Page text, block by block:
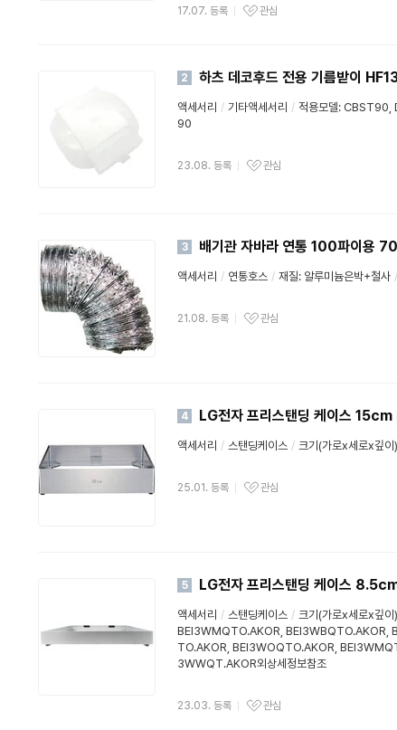
17.07. 등록 관심
2 하츠 데코후드 전용 기름받이
액세서리 / 기타액세서리 / 적용모델:
90
23.08. 등록 관심
3 배기관 자바라 연통 100파이용
액세서리 / 연통호스 / 재질: 알루미늄은박+철사 /
21.08. 등록 관심
4 LG전자 프리스탠딩 케이스
액세서리 / 스탠딩케이스 / 크기(가로x세로x깊
25.01. 등록 관심
5 LG전자 프리스탠딩 케이스
액세서리 / 스탠딩케이스 / 크기(가로x세로x깊
BEI3WMQTO.AKOR, BEI3WBQTO.AKOR,
TO.AKOR, BEI3WOQTO.AKOR,
3WWQT.AKOR외상세정보참조
23.03. 등록 관심